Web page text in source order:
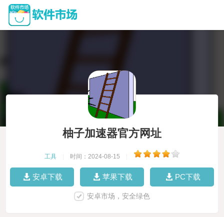
柚子加速器官方网址
工具 时间：2024-08-15
安卓下载 苹果下载 PC下载
安卓市场，安全绿色